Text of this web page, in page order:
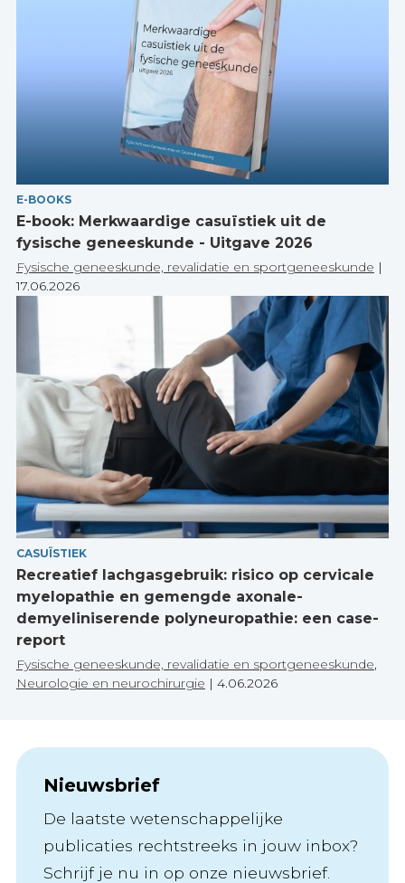
E-BOOKS
E-book: Merkwaardige casuïstiek uit de
fysische geneeskunde - Uitgave 2026
Fysische geneeskunde, revalidatie en sportgeneeskunde |
17.06.2026
CASUÏSTIEK
Recreatief lachgasgebruik: risico op cervicale
myelopathie en gemengde axonale-
demyeliniserende polyneuropathie: een case-
report
Fysische geneeskunde, revalidatie en sportgeneeskunde
Neurologie en neurochirurgie | 4.06.2026
Nieuwsbrief
De laatste wetenschappelijke
publicaties rechtstreeks in jouw inbox?
Schrijf je nu in op onze nieuwsbrief.